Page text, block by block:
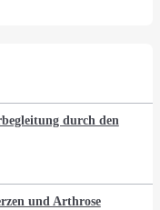
durch den
und Arthrose